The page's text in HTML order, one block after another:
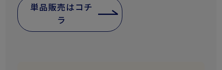
単品販売はコチ
ラ